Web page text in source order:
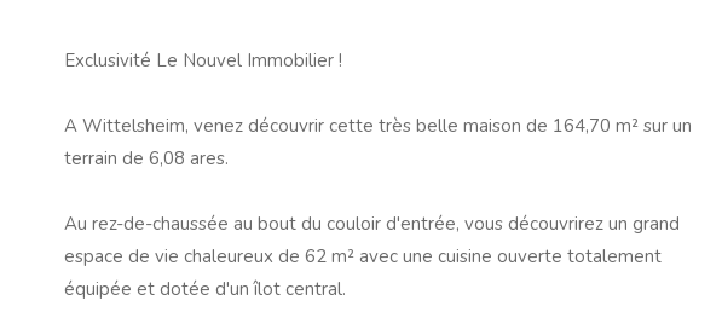
Exclusivité Le Nouvel Immobilier !
A Wittelsheim, venez découvrir cette très belle maison de 164,70 m² sur un
terrain de 6,08 ares.
Au rez-de-chaussée au bout du couloir d'entrée, vous découvrirez un grand
espace de vie chaleureux de 62 m² avec une cuisine ouverte totalement
équipée et dotée d'un îlot central.